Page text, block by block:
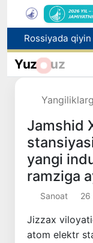
Yuz uz
Jamshid
yangi
ramziga
Sanoat 26
Jizzax
atom elektr